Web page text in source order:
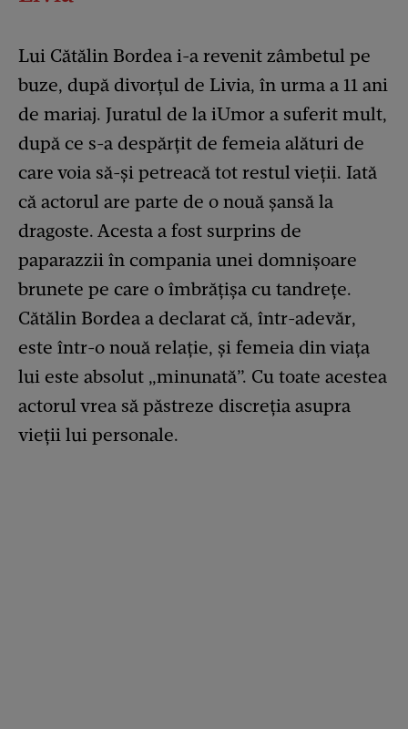
Lui Cătălin Bordea i-a revenit zâmbetul pe
buze, după divorțul de Livia, în urma a 11 ani
de mariaj. Juratul de la iUmor a suferit mult,
după ce s-a despărțit de femeia alături de
care voia să-și petreacă tot restul vieții. Iată
că actorul are parte de o nouă șansă la
dragoste. Acesta a fost surprins de
paparazzii în compania unei domnișoare
brunete pe care o îmbrățișa cu tandrețe.
Cătălin Bordea a declarat că, într-adevăr,
este într-o nouă relație, și femeia din viața
lui este absolut „minunată”. Cu toate acestea
actorul vrea să păstreze discreția asupra
vieții lui personale.